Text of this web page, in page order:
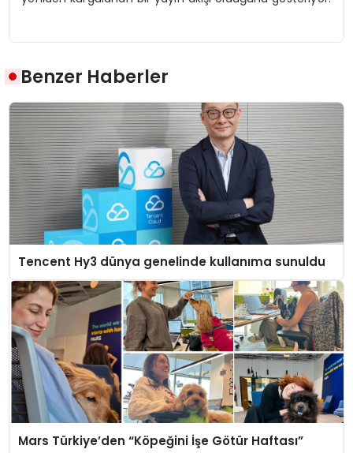
Benzer Haberler
Tencent Hy3 dünya genelinde kullanıma sunuldu
Mars Türkiye’den “Köpeğini İşe Götür Haftası”